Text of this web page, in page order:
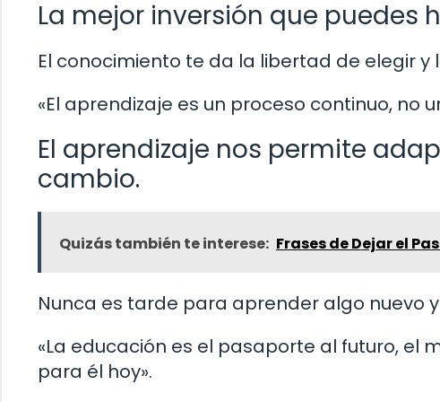
La mejor inversión que puedes
El conocimiento te da la libertad de elegir
«El aprendizaje es un proceso continuo, no
El aprendizaje nos permite
cambio.
Quizás también te interese: Frases de Dejar el
Nunca es tarde para aprender algo nuevo
«La educación es el pasaporte al futuro,
para él hoy».